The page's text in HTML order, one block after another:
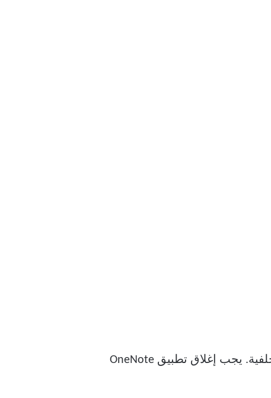
تقدم Microsoft ميزة الملاحظات السريعة على OneNote وتستمر في تشغيل التطبيق في الخلفية. يجب إغلاق تطبيق OneNote